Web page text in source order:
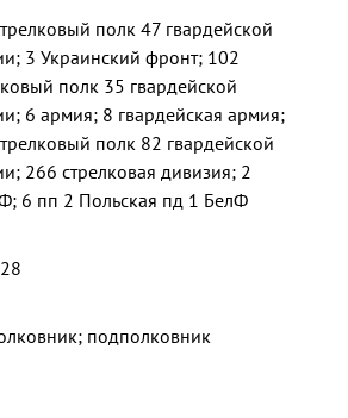
полк 47 гвардейской
3 Украинский фронт; 102
полк 35 гвардейской
6 армия; 8 гвардейская армия;
полк 82 гвардейской
266 стрелковая дивизия; 2
6 пп 2 Польская пд 1 БелФ
подполковник